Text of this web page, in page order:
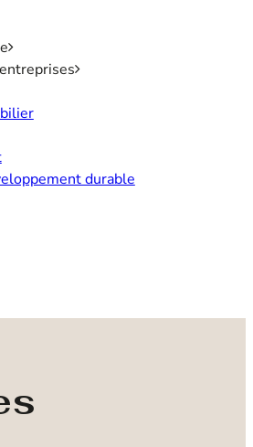
durable